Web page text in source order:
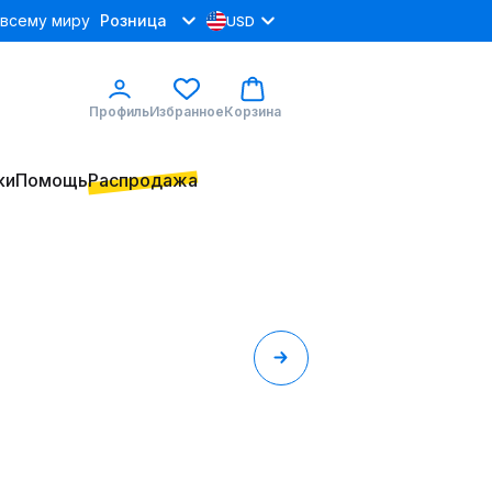
миру Розница USD
ПрофильИзбранноеКорзина
ПомощьРаспродажа